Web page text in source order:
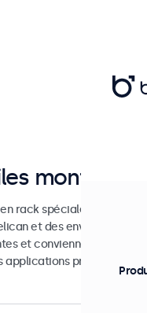
montables
rack spécialement
et des
et conviennent à une